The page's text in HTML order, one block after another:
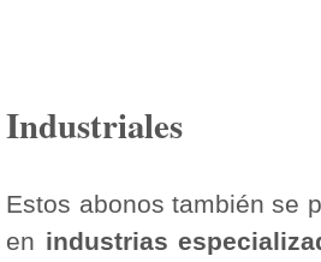
Industriales
Estos abonos también se
en industrias